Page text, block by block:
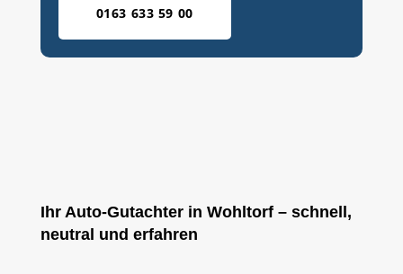
0163 633 59 00
Ihr Auto-Gutachter in Wohltorf – schnell,
neutral und erfahren